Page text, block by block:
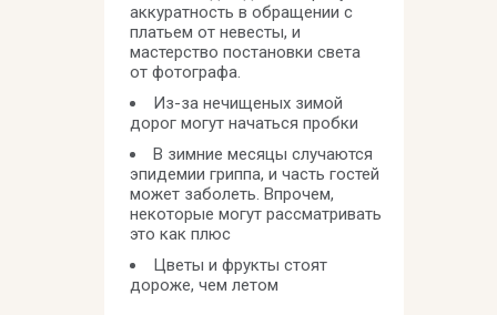
аккуратность в обращении с
платьем от невесты, и
мастерство постановки света
от фотографа.
Из-за нечищеных зимой
дорог могут начаться пробки
В зимние месяцы случаются
эпидемии гриппа, и часть гостей
может заболеть. Впрочем,
некоторые могут рассматривать
это как плюс
Цветы и фрукты стоят
дороже, чем летом